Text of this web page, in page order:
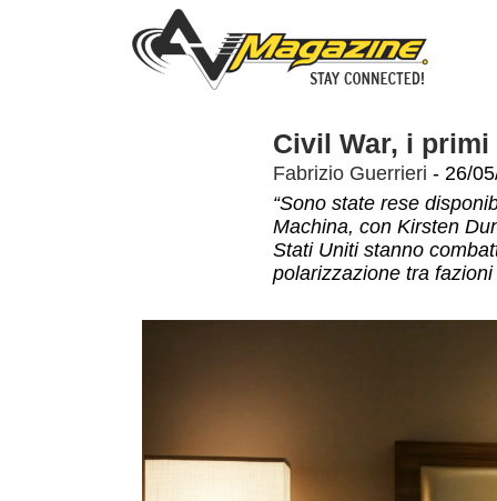
Civil War, i
Fabrizio Guerrieri - 26/
“Sono state rese
Machina, con Kirsten
Stati Uniti stanno
polarizzazione tra fazioni